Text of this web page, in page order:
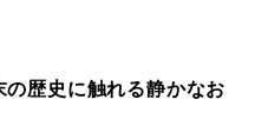
歴史に触れる静かなお